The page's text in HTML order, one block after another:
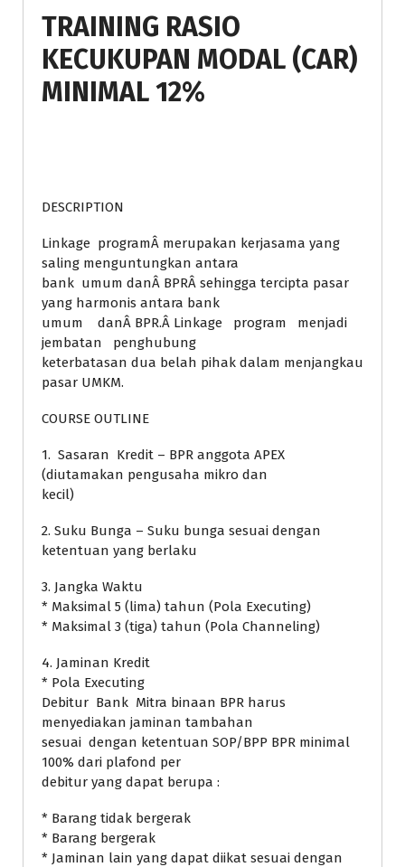
TRAINING RASIO
KECUKUPAN MODAL (CAR)
MINIMAL 12%
DESCRIPTION
Linkage programÂ merupakan kerjasama yang
saling menguntungkan antara
bank umum danÂ BPRÂ sehingga tercipta pasar
yang harmonis antara bank
umum danÂ BPR.Â Linkage program menjadi
jembatan penghubung
keterbatasan dua belah pihak dalam menjangkau
pasar UMKM.
COURSE OUTLINE
1. Sasaran Kredit – BPR anggota APEX
(diutamakan pengusaha mikro dan
kecil)
2. Suku Bunga – Suku bunga sesuai dengan
ketentuan yang berlaku
3. Jangka Waktu
* Maksimal 5 (lima) tahun (Pola Executing)
* Maksimal 3 (tiga) tahun (Pola Channeling)
4. Jaminan Kredit
* Pola Executing
Debitur Bank Mitra binaan BPR harus
menyediakan jaminan tambahan
sesuai dengan ketentuan SOP/BPP BPR minimal
100% dari plafond per
debitur yang dapat berupa :
* Barang tidak bergerak
* Barang bergerak
* Jaminan lain yang dapat diikat sesuai dengan